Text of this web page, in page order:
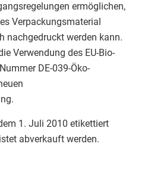
Zukunft! 👏
Giessen
2020
2020
2018/848
ermöglichen,
Verpackungsmaterial
nachgedruckt werden kann.
Verwendung des EU-Bio-
DE-039-Öko-
1. Juli 2010 etikettiert
abverkauft werden.